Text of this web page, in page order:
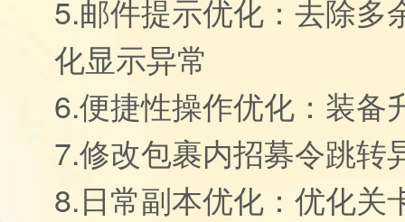
5.邮件提示优化：去除多
化显示异常
6.便捷性操作优化：装备
7.修改包裹内招募令跳转
8.日常副本优化：优化关